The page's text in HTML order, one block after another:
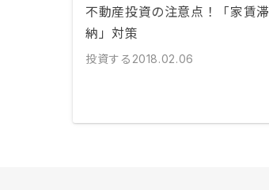
不動産投資の注意点！「家賃滞
納」対策
投資する 2018.02.06